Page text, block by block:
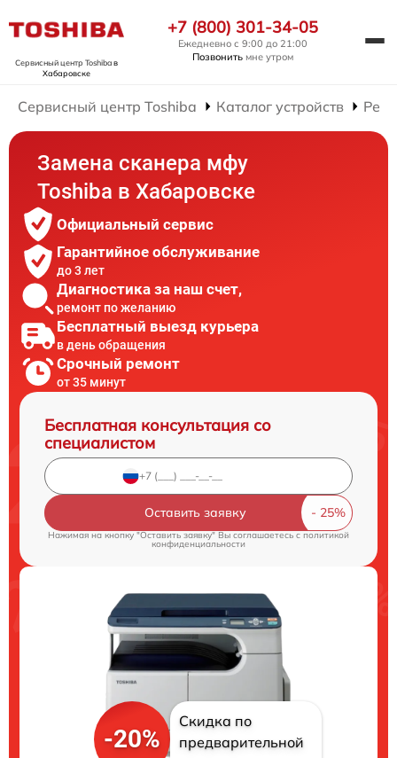
Сервисный центр Toshibaв
Хабаровске
+7 (800) 301-34-05
Ежедневно с 9:00 до 21:00
Позвонить мне утром
Сервисный центр Toshiba Каталог устройств
Замена сканера мфу
Toshiba в Хабаровске
Официальный сервис
Гарантийное обслуживание
до 3 лет
Диагностика за наш счет,
ремонт по желанию
Бесплатный выезд курьера
в день обращения
Срочный ремонт
от 35 минут
Бесплатная консультация со
специалистом
Оставить заявку
Нажимая на кнопку "Оставить заявку" Вы соглашаетесь cполитикой
конфиденциальности
-20%
Скидка по
предварительной